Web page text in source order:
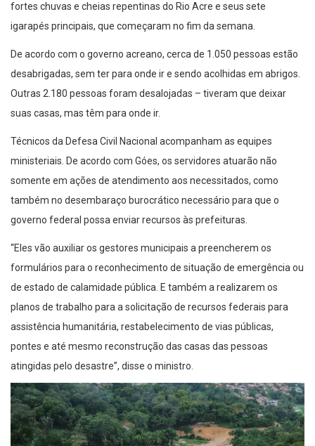
fortes chuvas e cheias repentinas do Rio Acre e seus sete
igarapés principais, que começaram no fim da semana.
De acordo com o governo acreano, cerca de 1.050 pessoas estão
desabrigadas, sem ter para onde ir e sendo acolhidas em abrigos.
Outras 2.180 pessoas foram desalojadas – tiveram que deixar
suas casas, mas têm para onde ir.
Técnicos da Defesa Civil Nacional acompanham as equipes
ministeriais. De acordo com Góes, os servidores atuarão não
somente em ações de atendimento aos necessitados, como
também no desembaraço burocrático necessário para que o
governo federal possa enviar recursos às prefeituras.
“Eles vão auxiliar os gestores municipais a preencherem os
formulários para o reconhecimento de situação de emergência ou
de estado de calamidade pública. E também a realizarem os
planos de trabalho para a solicitação de recursos federais para
assistência humanitária, restabelecimento de vias públicas,
pontes e até mesmo reconstrução das casas das pessoas
atingidas pelo desastre”, disse o ministro.